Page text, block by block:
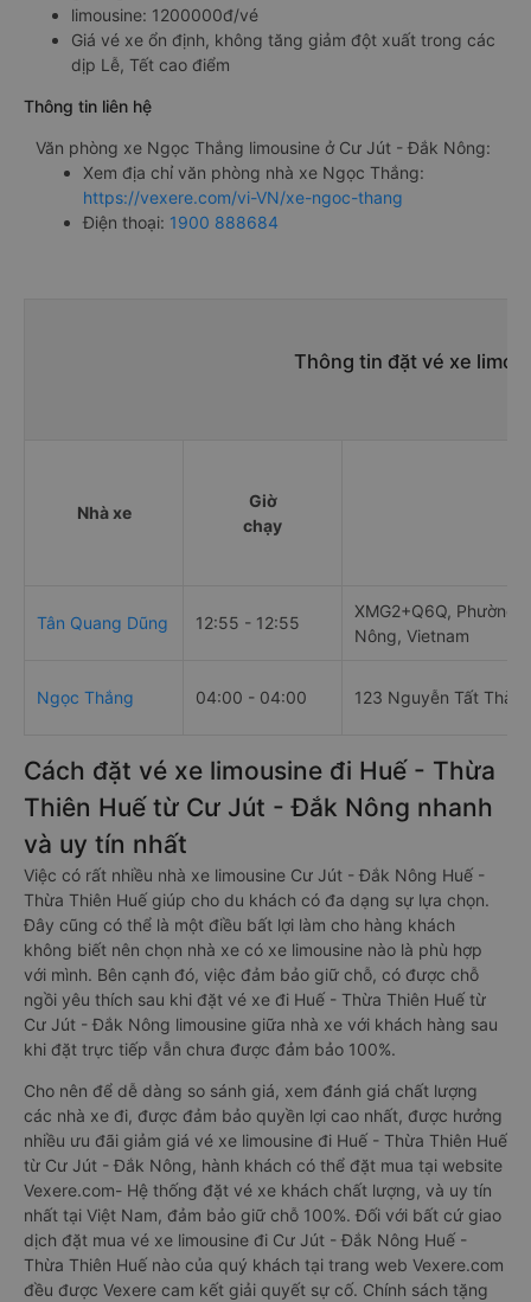
limousine: 1200000đ/vé
Giá vé xe ổn định, không tăng giảm đột xuất trong các
dịp Lễ, Tết cao điểm
Thông tin liên hệ
Văn phòng xe Ngọc Thắng limousine ở Cư Jút - Đắk Nông:
Xem địa chỉ văn phòng nhà xe Ngọc Thắng:
https://vexere.com/vi-VN/xe-ngoc-thang
Điện thoại: 1900 888684
Thông tin đặt vé xe
Nhà xe
Giờ
chạy
Tân Quang Dũng 12:55 - 12:55
XMG2+Q6Q, Phường
Nông, Vietnam
Ngọc Thắng 04:00 - 04:00 123 Nguyễn Tất
Cách đặt vé xe limousine đi Huế - Thừa
Thiên Huế từ Cư Jút - Đắk Nông nhanh
và uy tín nhất
Việc có rất nhiều nhà xe limousine Cư Jút - Đắk Nông Huế -
Thừa Thiên Huế giúp cho du khách có đa dạng sự lựa chọn.
Đây cũng có thể là một điều bất lợi làm cho hàng khách
không biết nên chọn nhà xe có xe limousine nào là phù hợp
với mình. Bên cạnh đó, việc đảm bảo giữ chỗ, có được chỗ
ngồi yêu thích sau khi đặt vé xe đi Huế - Thừa Thiên Huế từ
Cư Jút - Đắk Nông limousine giữa nhà xe với khách hàng sau
khi đặt trực tiếp vẫn chưa được đảm bảo 100%.
Cho nên để dễ dàng so sánh giá, xem đánh giá chất lượng
các nhà xe đi, được đảm bảo quyền lợi cao nhất, được hưởng
nhiều ưu đãi giảm giá vé xe limousine đi Huế - Thừa Thiên Huế
từ Cư Jút - Đắk Nông, hành khách có thể đặt mua tại website
Vexere.com- Hệ thống đặt vé xe khách chất lượng, và uy tín
nhất tại Việt Nam, đảm bảo giữ chỗ 100%. Đối với bất cứ giao
dịch đặt mua vé xe limousine đi Cư Jút - Đắk Nông Huế -
Thừa Thiên Huế nào của quý khách tại trang web Vexere.com
đều được Vexere cam kết giải quyết sự cố. Chính sách tặng